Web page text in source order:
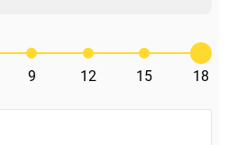
18
15
12
9